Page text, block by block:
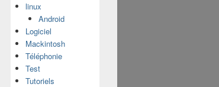
linux
Android
Logiciel
Mackintosh
Téléphonie
Test
Tutoriels